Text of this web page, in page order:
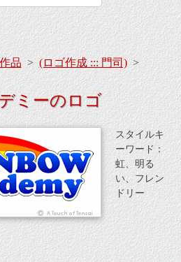
品> (ロゴ作成 ::: 門司)>
ミーのロゴ
スタイルキ
ーワード：
虹、明る
い、フレン
ドリー